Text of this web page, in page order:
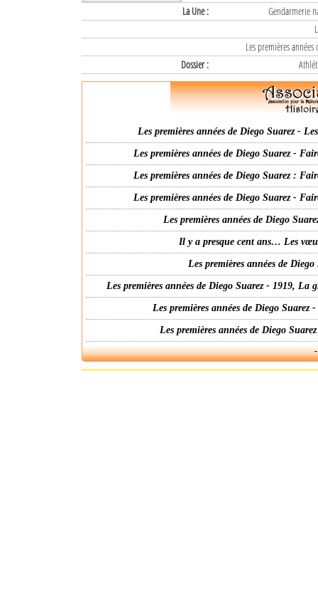
La Une :
Gendarmerie
Les premières
Dossier :
Les premières années de Diego Suarez -
Les premières années de Diego Suarez -
Les premières années de Diego Suarez :
Les premières années de Diego Suarez -
Les premières années de Diego
Il y a presque cent ans… Les
Les premières années de
Les premières années de Diego Suarez - 1919,
Les premières années de Diego
Les premières années de Diego